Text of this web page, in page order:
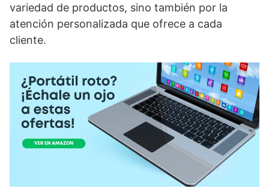
variedad de productos, sino también por la
atención personalizada que ofrece a cada
cliente.